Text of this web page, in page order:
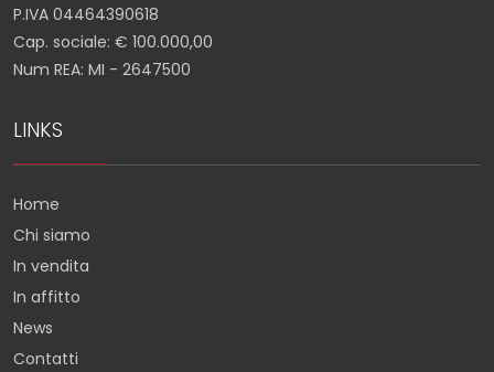
P.IVA 04464390618
Cap. sociale: € 100.000,00
Num REA: MI - 2647500
LINKS
Home
Chi siamo
In vendita
In affitto
News
Contatti